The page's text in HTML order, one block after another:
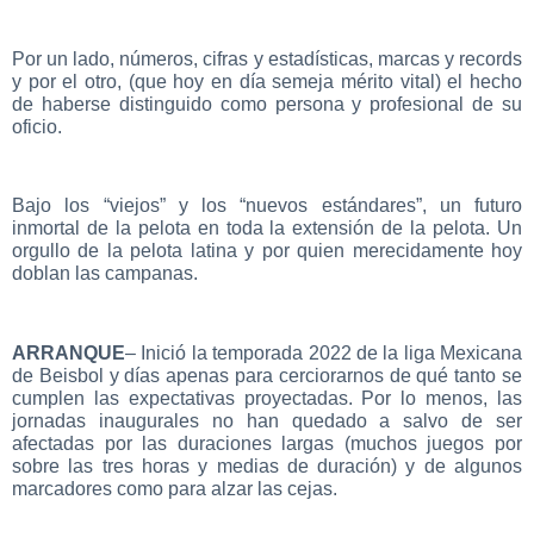
Por un lado, números, cifras y estadísticas, marcas y records
y por el otro, (que hoy en día semeja mérito vital) el hecho
de haberse distinguido como persona y profesional de su
oficio.
Bajo los “viejos” y los “nuevos estándares”, un futuro
inmortal de la pelota en toda la extensión de la pelota. Un
orgullo de la pelota latina y por quien merecidamente hoy
doblan las campanas.
ARRANQUE– Inició la temporada 2022 de la liga Mexicana
de Beisbol y días apenas para cerciorarnos de qué tanto se
cumplen las expectativas proyectadas. Por lo menos, las
jornadas inaugurales no han quedado a salvo de ser
afectadas por las duraciones largas (muchos juegos por
sobre las tres horas y medias de duración) y de algunos
marcadores como para alzar las cejas.